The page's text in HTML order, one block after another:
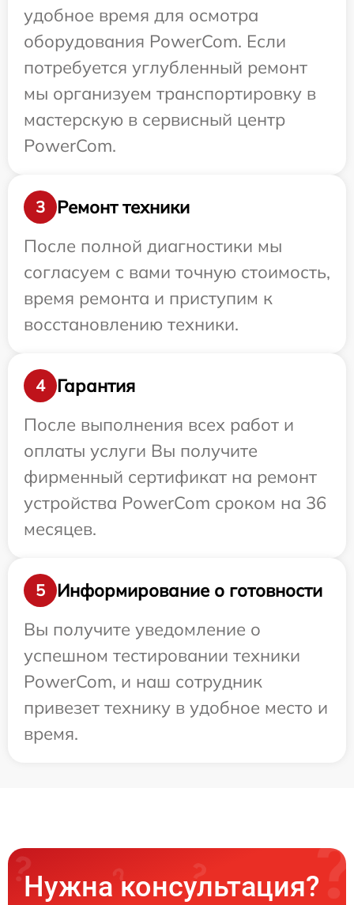
удобное время для осмотра
оборудования PowerCom. Если
потребуется углубленный ремонт
мы организуем транспортировку в
мастерскую в сервисный центр
PowerCom.
3
Ремонт техники
После полной диагностики мы
согласуем с вами точную стоимость,
время ремонта и приступим к
восстановлению техники.
4
Гарантия
После выполнения всех работ и
оплаты услуги Вы получите
фирменный сертификат на ремонт
устройства PowerCom сроком на 36
месяцев.
5
Информирование о готовности
Вы получите уведомление о
успешном тестировании техники
PowerCom, и наш сотрудник
привезет технику в удобное место и
время.
Нужна консультация?